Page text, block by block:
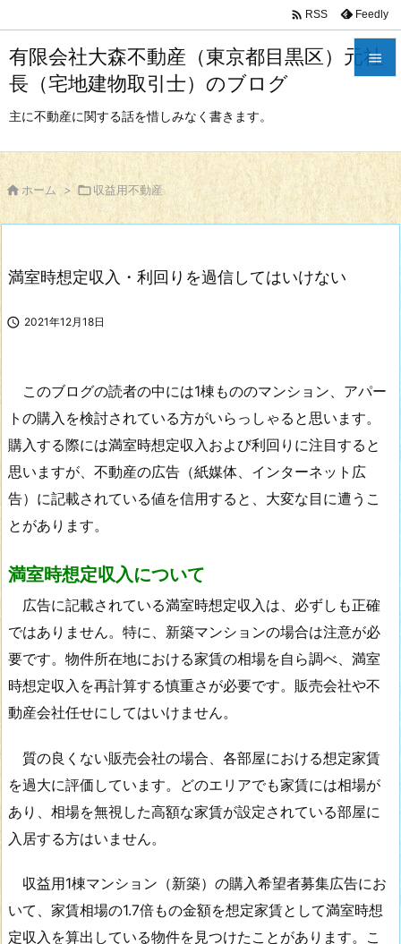
有限会社大森不動産（東京都目黒区）元社
長（宅地建物取引士）のブログ
主に不動産に関する話を惜しみなく書きます。

サイド

前へ
 RSS Feedly
 ホーム > 収益用不動産
満室時想定収入・利回りを過信してはいけない
 2021年12月18日
このブログの読者の中には1棟もののマンション、アパー
トの購入を検討されている方がいらっしゃると思います。
購入する際には満室時想定収入および利回りに注目すると
思いますが、不動産の広告（紙媒体、インターネット広
告）に記載されている値を信用すると、大変な目に遭うこ
とがあります。
満室時想定収入について
広告に記載されている満室時想定収入は、必ずしも正確
ではありません。特に、新築マンションの場合は注意が必
要です。物件所在地における家賃の相場を自ら調べ、満室
時想定収入を再計算する慎重さが必要です。販売会社や不
動産会社任せにしてはいけません。
質の良くない販売会社の場合、各部屋における想定家賃
を過大に評価しています。どのエリアでも家賃には相場が
あり、相場を無視した高額な家賃が設定されている部屋に
入居する方はいません。
収益用1棟マンション（新築）の購入希望者募集広告にお
いて、家賃相場の1.7倍もの金額を想定家賃として満室時想
定収入を算出している物件を見つけたことがあります。こ